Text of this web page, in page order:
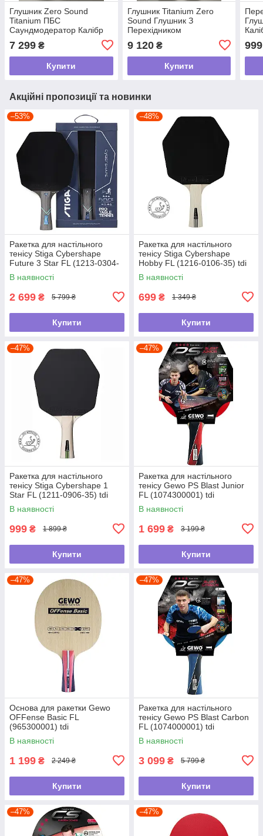
Глушник Zero Sound
Titanium ПБС
Саундмодератор Калібр
7 299 ₴
Купити
Глушник Titanium Zero
Sound Глушник З
Перехідником
Саундмодератор
ZeroSound Калібр 5.45 6.5
.223 .243 tdi
9 120₴
Купити
24/
999
Акційні пропозиції та новинки
–53%
Ракетка для настільного
тенісу Stiga Cybershape
Future 3 Star FL (1213-0304-
35) tdi
В наявності
2 699 ₴ 5 799 ₴
Купити
–48%
Ракетка для настільного
тенісу Stiga Cybershape
Hobby FL (1216-0106-35) tdi
В наявності
699 ₴ 1 349 ₴
Купити
–47%
Ракетка для настільного
тенісу Stiga Cybershape 1
Star FL (1211-0906-35) tdi
В наявності
999 ₴ 1 899 ₴
Купити
–47%
Ракетка для настільного
тенісу Gewo PS Blast Junior
FL (1074300001) tdi
В наявності
1 699 ₴ 3 199 ₴
Купити
–47%
Основа для ракетки Gewo
OFFense Basic FL
(965300001) tdi
В наявності
1 199 ₴ 2 249 ₴
Купити
–47%
Ракетка для настільного
тенісу Gewo PS Blast Carbon
FL (1074000001) tdi
В наявності
3 099 ₴ 5 799 ₴
Купити
–47% –47%